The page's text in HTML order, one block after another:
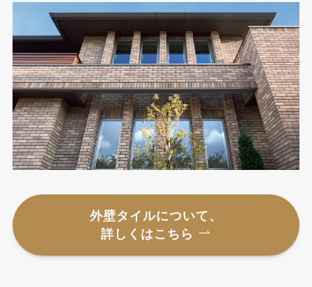
外壁タイルについて、
詳しくはこちら